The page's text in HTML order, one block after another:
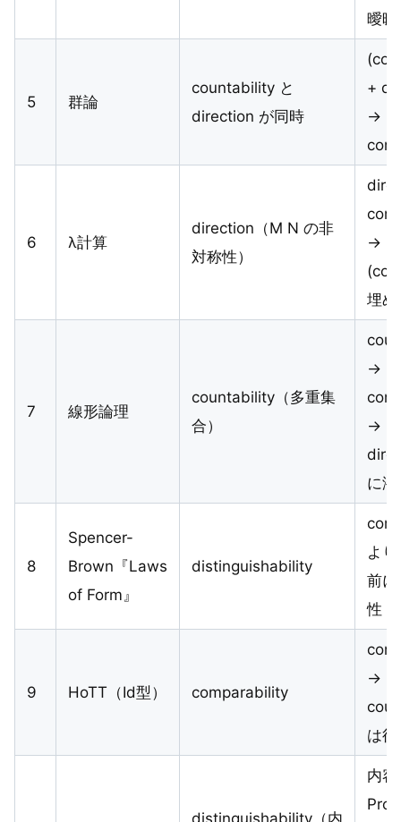
曖昧
5 群論
countability と
direction が同時
+
→
6 λ計算
direction（M N の非
対称性）
→
埋
7 線形論理
countability（多重集
合）
→
→
に
8
Spencer-
Brown『Laws
of Form』
distinguishability
よ
前に
性
9 HoTT（Id型） comparability
→
は
内